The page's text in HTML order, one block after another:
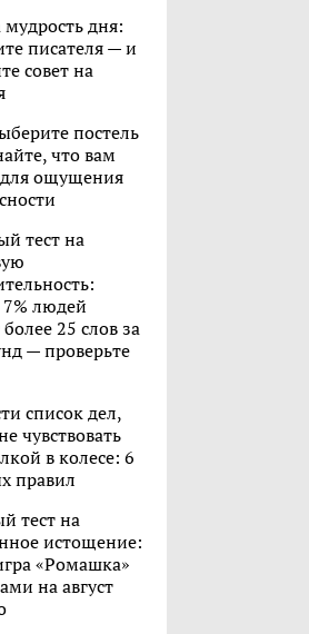
мудрость дня:
писателя — и
совет на
постель
что вам
ощущения
тест на
7% людей
25 слов за
— проверьте
список дел,
чувствовать
в колесе: 6
правил
тест на
истощение:
«Ромашка»
на август